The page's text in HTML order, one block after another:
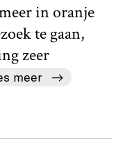
in oranje
te gaan,
zeer
meer